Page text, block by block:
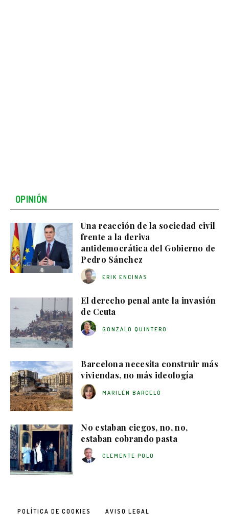
OPINIÓN
Una reacción de la sociedad civil
frente a la deriva
antidemocrática del Gobierno de
Pedro Sánchez
ERIK ENCINAS
El derecho penal ante la invasión
de Ceuta
GONZALO QUINTERO
Barcelona necesita construir más
viviendas, no más ideología
MARILÉN BARCELÓ
No estaban ciegos, no, no,
estaban cobrando pasta
CLEMENTE POLO
POLÍTICA DE COOKIES AVISO LEGAL